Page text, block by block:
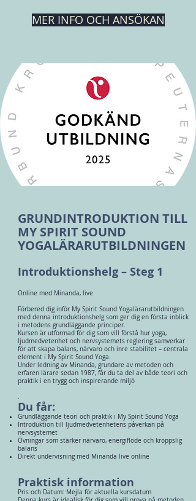
MER INFO OCH ANSÖKAN
GRUNDINTRODUKTION TILL
MY SPIRIT SOUND
YOGALÄRARUTBILDNINGEN
Introduktionshelg – Steg 1
Online med Minanda, live
Förbered dig inför My Spirit Sound Yogalärarutbildningen
med denna introduktionshelg som ger dig en första inblick
i metodens grundläggande principer.
Kursen är utformad för dig som vill förstå hur yoga,
ljudmedvetenhet och nervsystemets reglering samverkar
för att skapa balans, närvaro och inre stabilitet – centrala
element i My Spirit Sound Yoga.
Under ledning av Minanda, grundare av metoden och
erfaren lärare sedan 1987, får du ta del av både teori och
praktik i en trygg och inspirerande miljö
.
Du får:
Grundläggande teori och praktik i My Spirit Sound Yoga
Introduktion till ljudmedvetenhetens påverkan på
nervsystemet
Övningar som stärker närvaro, energiflöde och kroppslig
balans
Direkt undervisning med Minanda live online
Praktisk information
Pris och Datum: Mejla för aktuella kursdatum